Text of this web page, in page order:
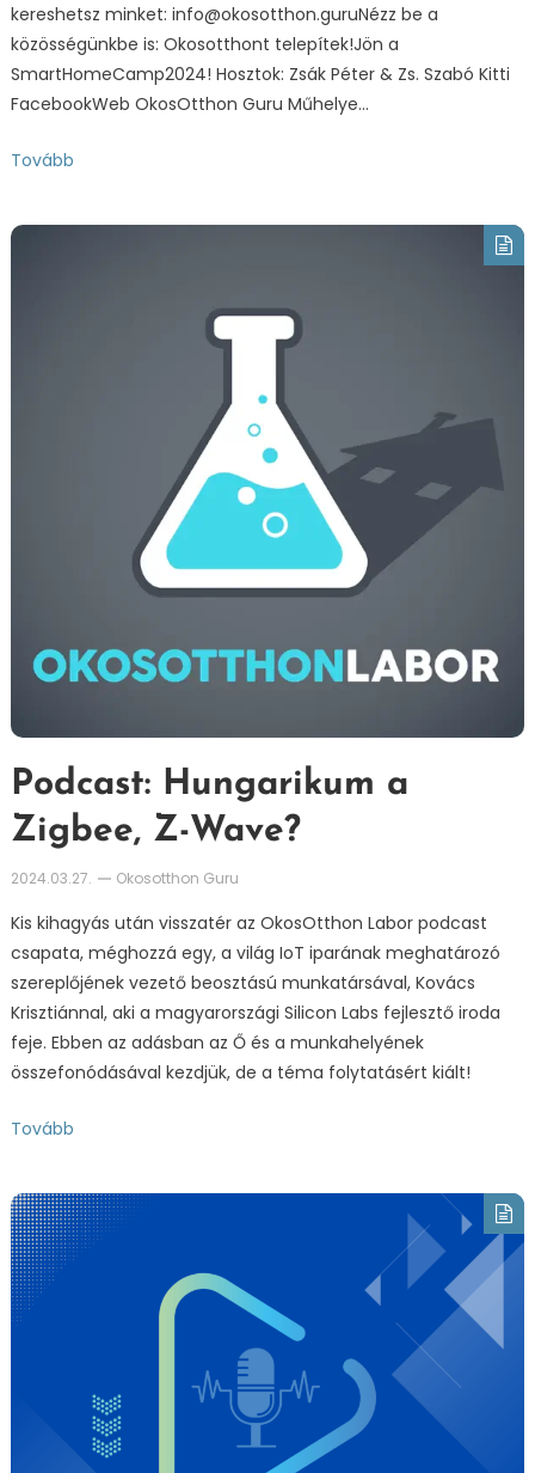
kereshetsz minket: info@okosotthon.guruNézz be a
közösségünkbe is: Okosotthont telepítek!Jön a
SmartHomeCamp2024! Hosztok: Zsák Péter & Zs. Szabó Kitti
FacebookWeb OkosOtthon Guru Műhelye…
Tovább
Podcast: Hungarikum a
Zigbee, Z-Wave?
2024.03.27. Okosotthon Guru
Kis kihagyás után visszatér az OkosOtthon Labor podcast
csapata, méghozzá egy, a világ IoT iparának meghatározó
szereplőjének vezető beosztású munkatársával, Kovács
Krisztiánnal, aki a magyarországi Silicon Labs fejlesztő iroda
feje. Ebben az adásban az Ő és a munkahelyének
összefonódásával kezdjük, de a téma folytatásért kiált!
Tovább